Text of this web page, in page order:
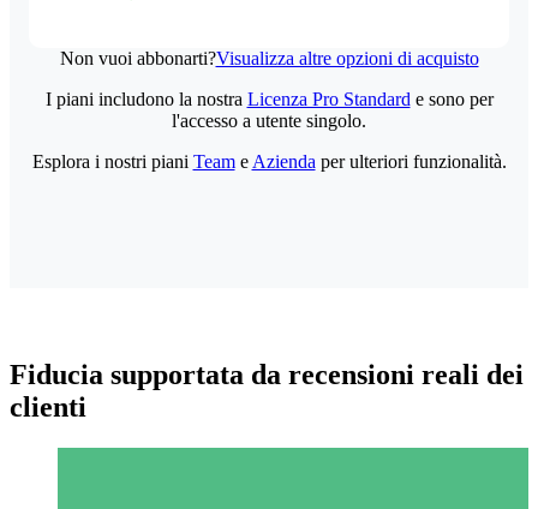
Non vuoi abbonarti?Visualizza altre opzioni di acquisto
I piani includono la nostra Licenza Pro Standard e sono per
l'accesso a utente singolo.
Esplora i nostri piani Teame Azienda per ulteriori funzionalità.
Fiducia supportata da recensioni reali dei
clienti